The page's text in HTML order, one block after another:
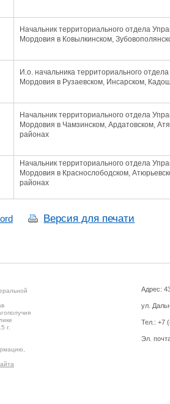
Начальник территориального отдела
Мордовия в Ковылкинском,
И.о. начальника территориального
Мордовия в Рузаевском, Инсарском,
Начальник территориального отдела
Мордовия в Чамзинском, Ардатовском,
районах
Начальник территориального отдела
Мордовия в Краснослободском,
районах
Версия для печати
г.
Адрес:
ул.
Тел.: +7
Эл.